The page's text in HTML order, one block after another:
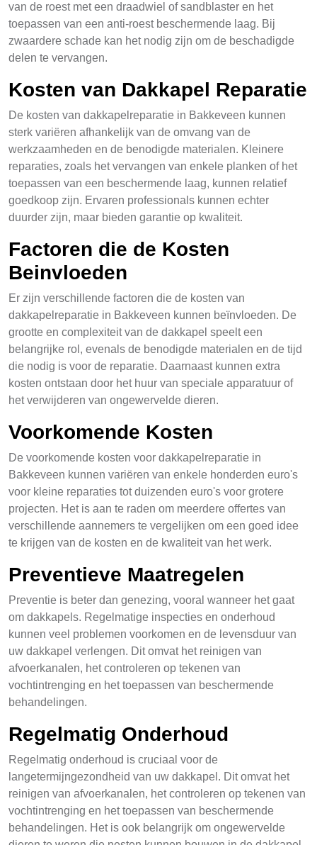
van de roest met een draadwiel of sandblaster en het
toepassen van een anti-roest beschermende laag. Bij
zwaardere schade kan het nodig zijn om de beschadigde
delen te vervangen.
Kosten van Dakkapel Reparatie
De kosten van dakkapelreparatie in Bakkeveen kunnen
sterk variëren afhankelijk van de omvang van de
werkzaamheden en de benodigde materialen. Kleinere
reparaties, zoals het vervangen van enkele planken of het
toepassen van een beschermende laag, kunnen relatief
goedkoop zijn. Ervaren professionals kunnen echter
duurder zijn, maar bieden garantie op kwaliteit.
Factoren die de Kosten
Beinvloeden
Er zijn verschillende factoren die de kosten van
dakkapelreparatie in Bakkeveen kunnen beïnvloeden. De
grootte en complexiteit van de dakkapel speelt een
belangrijke rol, evenals de benodigde materialen en de tijd
die nodig is voor de reparatie. Daarnaast kunnen extra
kosten ontstaan door het huur van speciale apparatuur of
het verwijderen van ongewervelde dieren.
Voorkomende Kosten
De voorkomende kosten voor dakkapelreparatie in
Bakkeveen kunnen variëren van enkele honderden euro's
voor kleine reparaties tot duizenden euro's voor grotere
projecten. Het is aan te raden om meerdere offertes van
verschillende aannemers te vergelijken om een goed idee
te krijgen van de kosten en de kwaliteit van het werk.
Preventieve Maatregelen
Preventie is beter dan genezing, vooral wanneer het gaat
om dakkapels. Regelmatige inspecties en onderhoud
kunnen veel problemen voorkomen en de levensduur van
uw dakkapel verlengen. Dit omvat het reinigen van
afvoerkanalen, het controleren op tekenen van
vochtintrenging en het toepassen van beschermende
behandelingen.
Regelmatig Onderhoud
Regelmatig onderhoud is cruciaal voor de
langetermijngezondheid van uw dakkapel. Dit omvat het
reinigen van afvoerkanalen, het controleren op tekenen van
vochtintrenging en het toepassen van beschermende
behandelingen. Het is ook belangrijk om ongewervelde